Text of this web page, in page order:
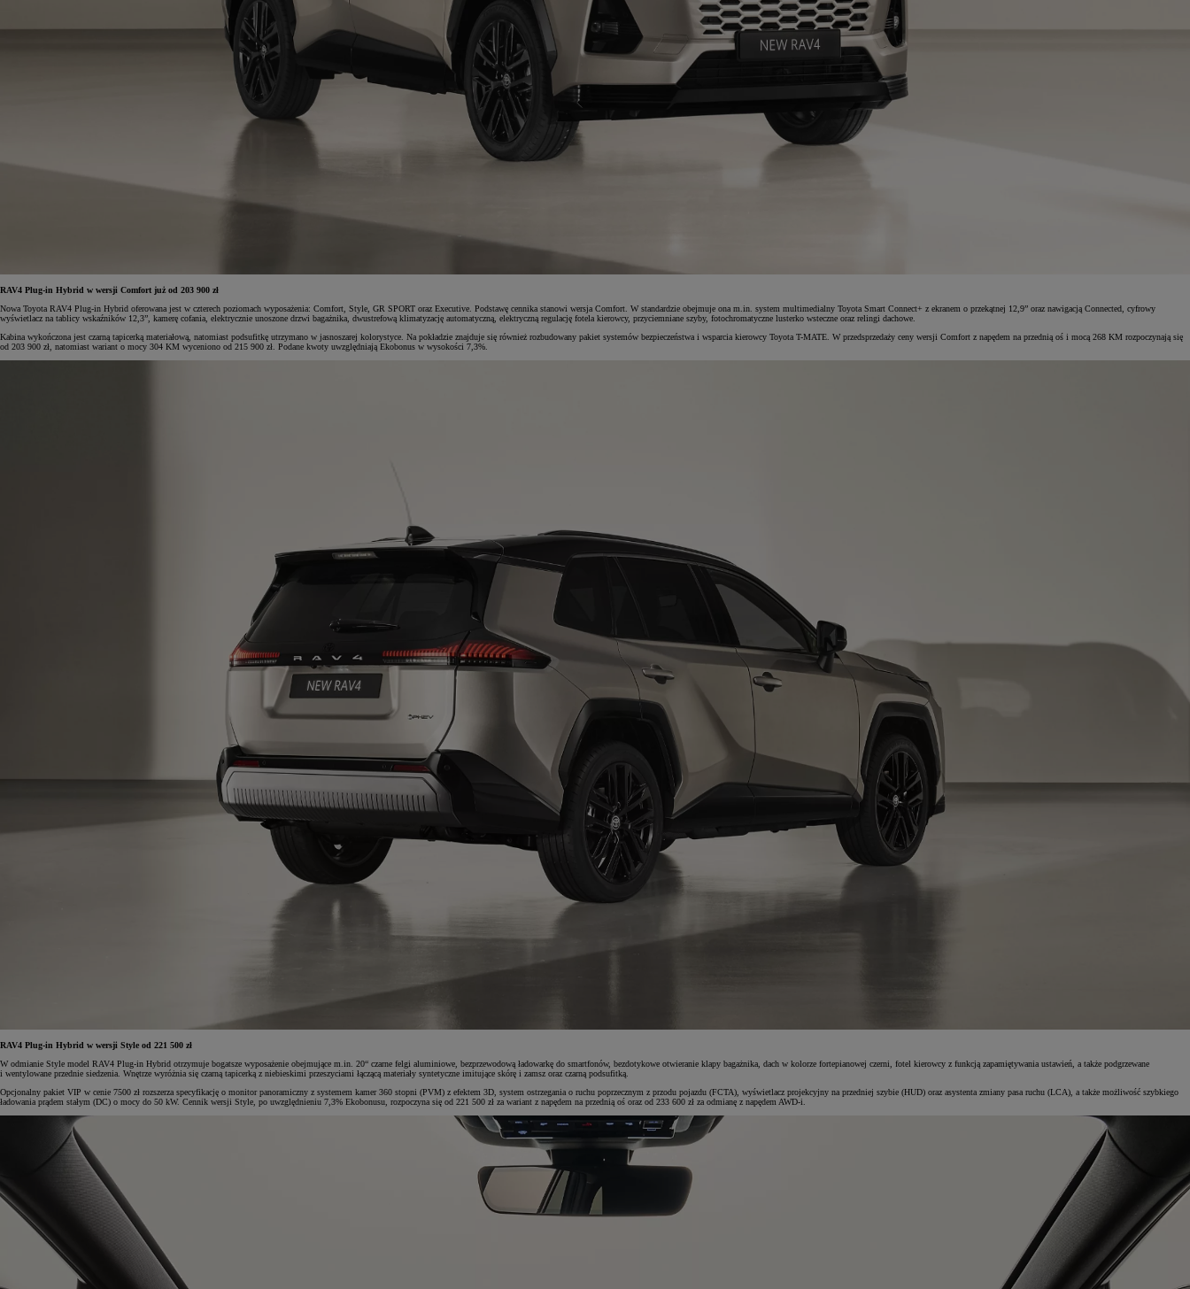
RAV4 Plug-in Hybrid w wersji Comfort już od 203 900 zł
Nowa Toyota RAV4 Plug-in Hybrid oferowana jest w czterech poziomach wyposażenia: Comfort, Style, GR SPORT oraz Executive. Podstawę cennika stanowi wersja Comfort. W standardzie obejmuje ona m.in. system multimedialny Toyota Smart Connect+ z ekranem o przekątnej 12,9” oraz nawigacją Connected, cyfrowy
wyświetlacz na tablicy wskaźników 12,3”, kamerę cofania, elektrycznie unoszone drzwi bagażnika, dwustrefową klimatyzację automatyczną, elektryczną regulację fotela kierowcy, przyciemniane szyby, fotochromatyczne lusterko wsteczne oraz relingi dachowe.
Kabina wykończona jest czarną tapicerką materiałową, natomiast podsufitkę utrzymano w jasnoszarej kolorystyce. Na pokładzie znajduje się również rozbudowany pakiet systemów bezpieczeństwa i wsparcia kierowcy Toyota T-MATE. W przedsprzedaży ceny wersji Comfort z napędem na przednią oś i mocą 268 KM rozpoczynają się
od 203 900 zł, natomiast wariant o mocy 304 KM wyceniono od 215 900 zł. Podane kwoty uwzględniają Ekobonus w wysokości 7,3%.
RAV4 Plug-in Hybrid w wersji Style od 221 500 zł
W odmianie Style model RAV4 Plug-in Hybrid otrzymuje bogatsze wyposażenie obejmujące m.in. 20“ czarne felgi aluminiowe, bezprzewodową ładowarkę do smartfonów, bezdotykowe otwieranie klapy bagażnika, dach w kolorze fortepianowej czerni, fotel kierowcy z funkcją zapamiętywania ustawień, a także podgrzewane
i wentylowane przednie siedzenia. Wnętrze wyróżnia się czarną tapicerką z niebieskimi przeszyciami łączącą materiały syntetyczne imitujące skórę i zamsz oraz czarną podsufitką.
Opcjonalny pakiet VIP w cenie 7500 zł rozszerza specyfikację o monitor panoramiczny z systemem kamer 360 stopni (PVM) z efektem 3D, system ostrzegania o ruchu poprzecznym z przodu pojazdu (FCTA), wyświetlacz projekcyjny na przedniej szybie (HUD) oraz asystenta zmiany pasa ruchu (LCA), a także możliwość szybkiego
ładowania prądem stałym (DC) o mocy do 50 kW. Cennik wersji Style, po uwzględnieniu 7,3% Ekobonusu, rozpoczyna się od 221 500 zł za wariant z napędem na przednią oś oraz od 233 600 zł za odmianę z napędem AWD-i.